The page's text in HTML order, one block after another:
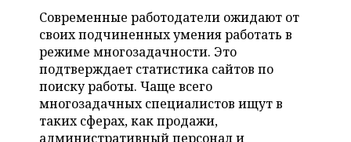
КОРОЛИ ГОСЗАКАЗА ПФО
ВУЗЫ ТАТАРСТАНА
КОМУ ПРИНАДЛЕЖАТ
ТОРГОВЫЕ ЦЕНТРЫ
ТАТАРСТАНА
ФИНАНСЫ
БЮДЖЕТ
ИНВЕСТИЦИИ
НОВОСТИ
ПРОМЫШЛЕННОСТИ
АГРОПРОМ
МАШИНОСТРОЕНИЕ
НЕФТЕХИМИЯ
НЕДВИЖИМОСТЬ
НОВОСТИ НЕДВИЖИМОСТИ
АВТО
НОВОСТИ АВТО
БИЗНЕС
НОВОСТИ БИЗНЕСА
ТЕХНОЛОГИИ
Современные работодатели ожидают от
своих подчиненных умения работать в
режиме многозадачности. Это
подтверждает статистика сайтов по
поиску работы. Чаще всего
многозадачных специалистов ищут в
таких сферах, как продажи,
административный персонал и